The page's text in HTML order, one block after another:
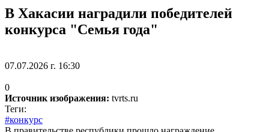
В Хакасии наградили победителей
конкурса "Семья года"
07.07.2026 г. 16:30
0
Источник изображения: tvrts.ru
Теги:
#конкурс